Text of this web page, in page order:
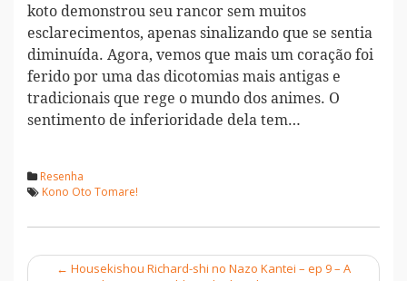
koto demonstrou seu rancor sem muitos
esclarecimentos, apenas sinalizando que se sentia
diminuída. Agora, vemos que mais um coração foi
ferido por uma das dicotomias mais antigas e
tradicionais que rege o mundo dos animes. O
sentimento de inferioridade dela tem…
Resenha
Kono Oto Tomare!
← Housekishou Richard-shi no Nazo Kantei – ep 9 – A